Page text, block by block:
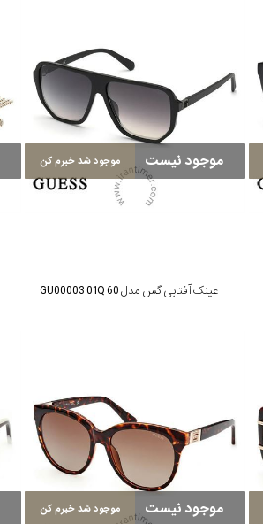
موجود نیست موجود شد خبرم کن
عینک آفتابی گس مدل GU00003 01Q 60
موجود نیست موجود شد خبرم کن